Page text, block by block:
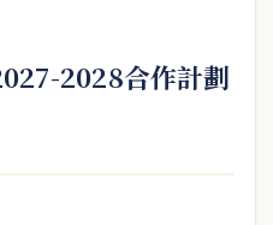
2028合作計劃